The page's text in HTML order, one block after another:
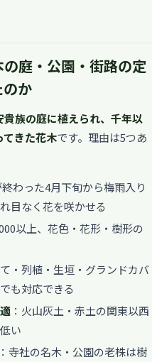
庭・公園・街路の定
か
族の庭に植えられ、千年以
てきた花木です。理由は5つあ
終わった4月下旬から梅雨入り
目なく花を咲かせる
以上、花色・花形・樹形の
て・列植・生垣・グランドカバ
も対応できる
：火山灰土・赤土の関東以西
い
：寺社の名木・公園の老株は樹